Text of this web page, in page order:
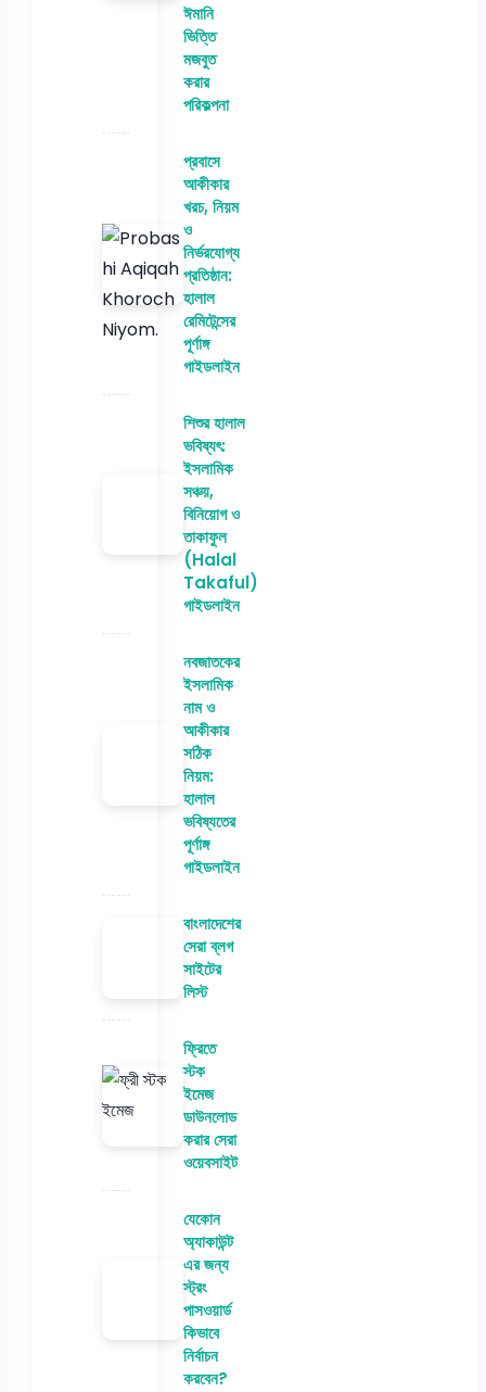
ঈমানি
ভিত্তি
মজবুত
করার
পরিকল্পনা
প্রবাসে
আকীকার
খরচ, নিয়ম
ও
নির্ভরযোগ্য
প্রতিষ্ঠান:
হালাল
রেমিটেন্সের
পূর্ণাঙ্গ
গাইডলাইন
শিশুর হালাল
ভবিষ্যৎ:
ইসলামিক
সঞ্চয়,
বিনিয়োগ ও
তাকাফুল
(Halal
Takaful)
গাইডলাইন
নবজাতকের
ইসলামিক
নাম ও
আকীকার
সঠিক
নিয়ম:
হালাল
ভবিষ্যতের
পূর্ণাঙ্গ
গাইডলাইন
বাংলাদেশের
সেরা ব্লগ
সাইটের
লিস্ট
ফ্রিতে
স্টক
ইমেজ
ডাউনলোড
করার সেরা
ওয়েবসাইট
যেকোন
অ্যাকাউন্ট
এর জন্য
স্ট্রং
পাসওয়ার্ড
কিভাবে
নির্বাচন
করবেন?